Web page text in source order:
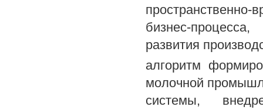
бизнес-
развития
алгоритм
молочной
системы,